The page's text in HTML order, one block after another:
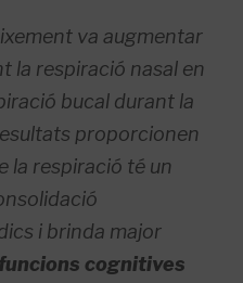
va augmentar
la respiració nasal en
bucal durant la
proporcionen
la respiració té un
i brinda major
funcions cognitives